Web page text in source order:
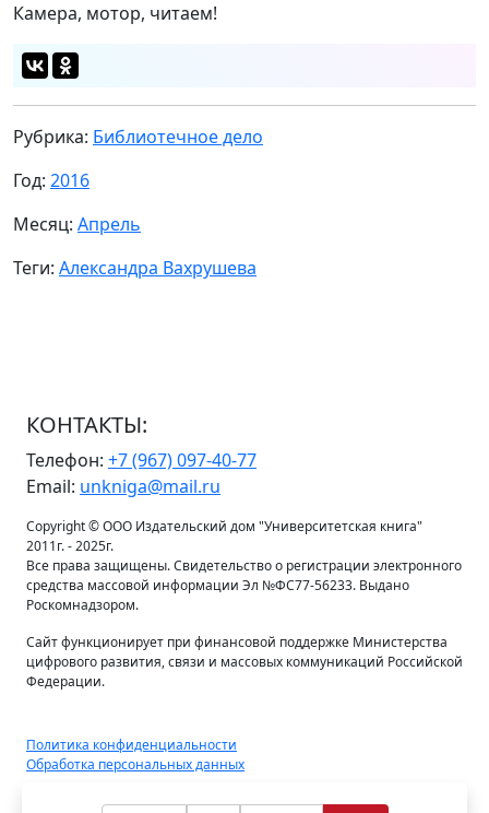
Камера, мотор, читаем!
Рубрика: Библиотечное дело
Год: 2016
Месяц: Апрель
Теги: Александра Вахрушева
КОНТАКТЫ:
Телефон: +7 (967) 097-40-77
Email: unkniga@mail.ru
Copyright © ООО Издательский дом "Университетская книга"
2011г. - 2025г.
Все права защищены. Свидетельство о регистрации электронного
средства массовой информации Эл №ФС77-56233. Выдано
Роскомнадзором.
Сайт функционирует при финансовой поддержке Министерства
цифрового развития, связи и массовых коммуникаций Российской
Федерации.
Политика конфиденциальности
Обработка персональных данных